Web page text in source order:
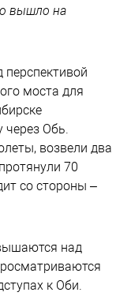
вышло на
моста для
через Обь.
возвели два
70
со стороны –
над
к Оби.